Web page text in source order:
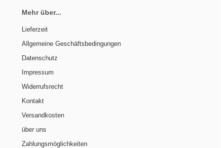
Mehr über...
Lieferzeit
Allgemeine Geschäftsbedingungen
Datenschutz
Impressum
Widerrufsrecht
Kontakt
Versandkosten
über uns
Zahlungsmöglichkeiten